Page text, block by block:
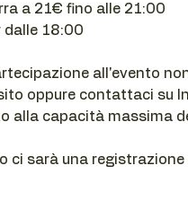
a 21€ fino alle 21:00
dalle 18:00
all'evento
oppure contattaci su
alla capacità massima
ci sarà una